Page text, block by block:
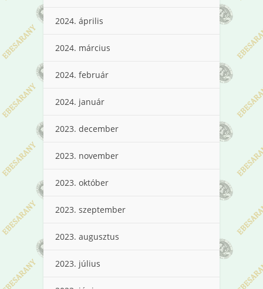
2024. április
2024. március
2024. február
2024. január
2023. december
2023. november
2023. október
2023. szeptember
2023. augusztus
2023. július